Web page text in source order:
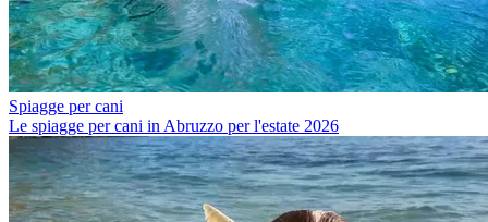
Spiagge per cani
Le spiagge per cani in Abruzzo per l'estate 2026